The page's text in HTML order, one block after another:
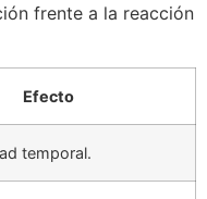
frente a la reacción
Efecto
temporal.